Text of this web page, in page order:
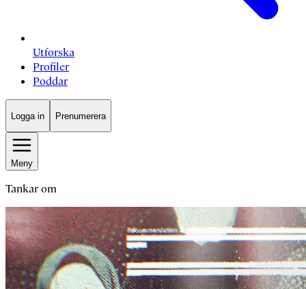
Utforska
Profiler
Poddar
Logga in Prenumerera
Meny
Tankar om